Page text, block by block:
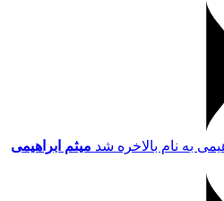
میثم ابراهیمی